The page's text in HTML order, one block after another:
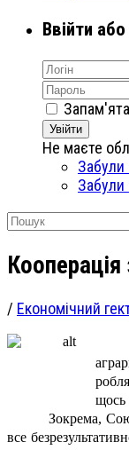
Ввійти
Увійти
Не маєте
Забули
Забули
/ Економічний
щось
Зокрема,
все